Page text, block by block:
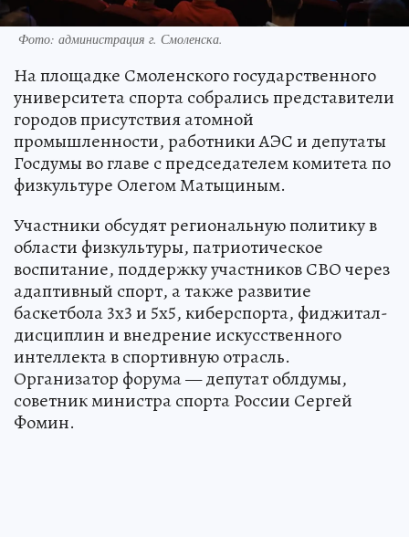
Фото: администрация г. Смоленска.
На площадке Смоленского государственного
университета спорта собрались представители
городов присутствия атомной
промышленности, работники АЭС и депутаты
Госдумы во главе с председателем комитета по
физкультуре Олегом Матыциным.
Участники обсудят региональную политику в
области физкультуры, патриотическое
воспитание, поддержку участников СВО через
адаптивный спорт, а также развитие
баскетбола 3х3 и 5х5, киберспорта, фиджитал-
дисциплин и внедрение искусственного
интеллекта в спортивную отрасль.
Организатор форума — депутат облдумы,
советник министра спорта России Сергей
Фомин.